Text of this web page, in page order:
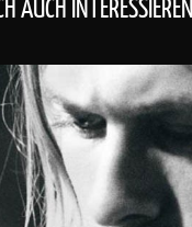
AUCH INTERESSIEREN